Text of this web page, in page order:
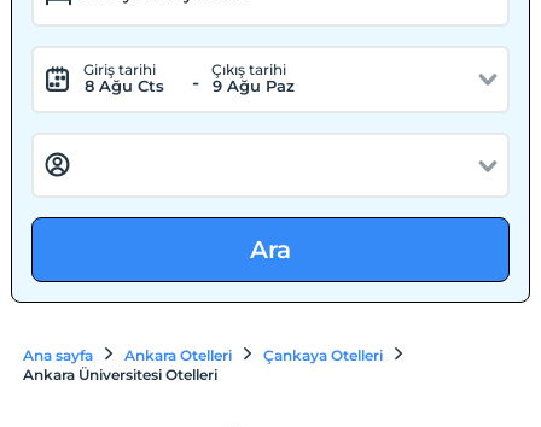
Giriş tarihi
8 Ağu Cts -
Çıkış tarihi
9 Ağu Paz
Ara
Ana sayfa Ankara Otelleri
Çankaya Otelleri
Ankara Üniversitesi Otelleri